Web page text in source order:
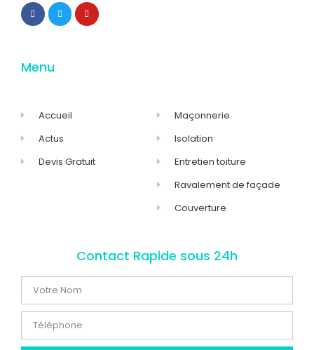
Menu
Accueil
Actus
Devis Gratuit
Maçonnerie
Isolation
Entretien toiture
Ravalement de façade
Couverture
Contact Rapide sous 24h